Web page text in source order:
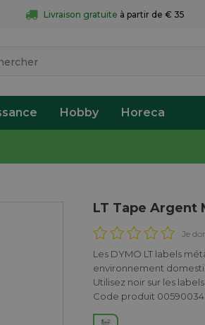
Livraison gratuite à partir de € 35
Hobby Horeca
LT Tape Argent
Je
Les DYMO LT labels
environnement
Utilisez noir sur les
Code produit 00590034